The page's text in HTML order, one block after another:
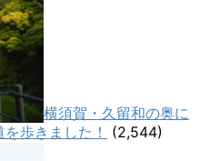
横須賀・久留和の奥に
歩きました！
(2,544)